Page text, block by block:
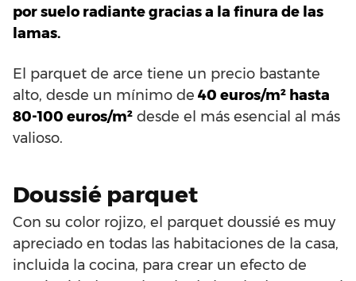
por suelo radiante gracias a la finura de las
lamas.
El parquet de arce tiene un precio bastante
alto, desde un mínimo de 40 euros/m² hasta
80-100 euros/m² desde el más esencial al más
valioso.
Doussié parquet
Con su color rojizo, el parquet doussié es muy
apreciado en todas las habitaciones de la casa,
incluida la cocina, para crear un efecto de